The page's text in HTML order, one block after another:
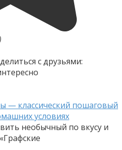
с друзьями:
— классический пошаговый
условиях
необычный по вкусу и